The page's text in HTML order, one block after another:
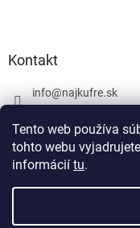
Tento web používa
tohto webu
informácií tu.
Kontakt
info@najkufre.sk
Facebook